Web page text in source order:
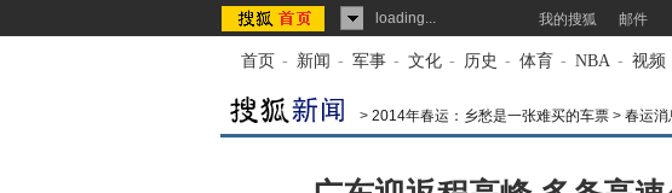
loading... 我的搜狐 邮件
首页 - 新闻 - 军事 - 文化 - 历史 - 体育 - NBA - 视频
> 2014年春运：乡愁是一张难买的车票 > 春运消